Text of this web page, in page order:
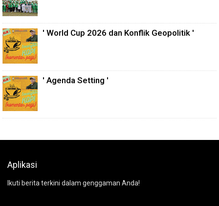
' World Cup 2026 dan Konflik Geopolitik '
' Agenda Setting '
Aplikasi
Ikuti berita terkini dalam genggaman Anda!